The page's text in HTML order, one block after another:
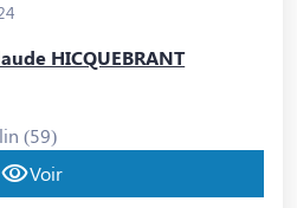
HICQUEBRANT
(59)
Voir